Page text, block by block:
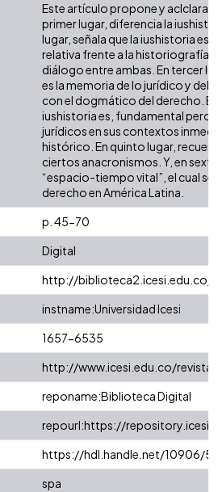
Este artículo propone y aclclara
primer lugar, diferencia la
lugar, señala que la iushistoria
relativa frente a la historiografía
diálogo entre ambas. En tercer
es la memoria de lo jurídico y
con el dogmático del derecho.
iushistoria es, fundamental pero
jurídicos en sus contextos
histórico. En quinto lugar,
ciertos anacronismos. Y, en
“espacio-tiempo vital”, el cual
derecho en América Latina.
p. 45-70
Digital
http://biblioteca2.icesi.edu.co/
instname:Universidad Icesi
1657-6535
http://www.icesi.edu.co/
reponame:Biblioteca Digital
repourl:https://
https://hdl.handle.net/10906/
spa